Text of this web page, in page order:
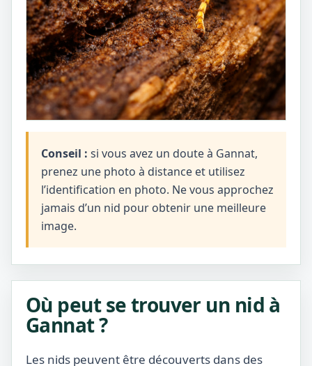
Conseil : si vous avez un doute à Gannat,
prenez une photo à distance et utilisez
l’identification en photo. Ne vous approchez
jamais d’un nid pour obtenir une meilleure
image.
Où peut se trouver un nid à
Gannat ?
Les nids peuvent être découverts dans des